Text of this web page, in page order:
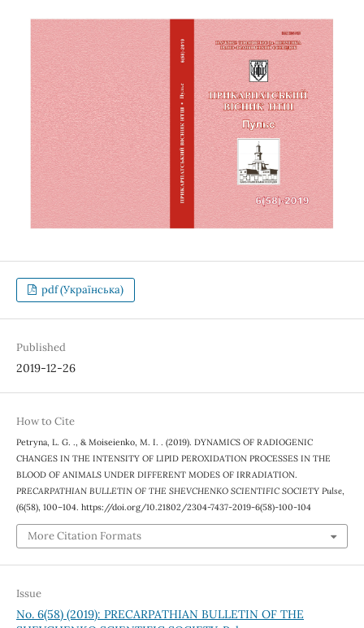
pdf (Українська)
Published
2019-12-26
How to Cite
Petryna, L. G. ., & Moiseienko, M. I. . (2019). DYNAMICS OF RADIOGENIC
CHANGES IN THE INTENSITY OF LIPID PEROXIDATION PROCESSES IN THE
BLOOD OF ANIMALS UNDER DIFFERENT MODES OF IRRADIATION.
PRECARPATHIAN BULLETIN OF THE SHEVCHENKO SCIENTIFIC SOCIETY Pulse,
(6(58), 100–104. https://doi.org/10.21802/2304-7437-2019-6(58)-100-104
More Citation Formats
Issue
No. 6(58) (2019): PRECARPATHIAN BULLETIN OF THE